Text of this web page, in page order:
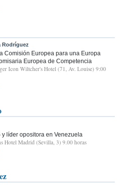
Rodríguez
Comisión Europea para una Europa
Europea de Competencia
Icon Wiltcher's Hotel (71, Av. Louise) 9:00
líder opositora en Venezuela
Hotel Madrid (Sevilla, 3) 9.00 horas